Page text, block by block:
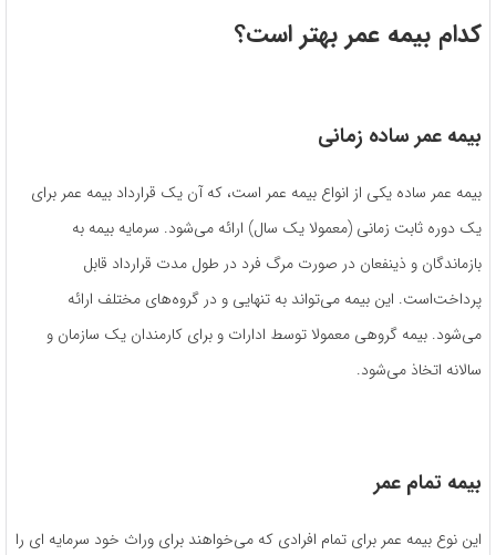
کدام بیمه عمر بهتر است؟
بیمه عمر ساده زمانی
بیمه عمر ساده یکی از انواع بیمه عمر است، که آن یک قرارداد بیمه عمر برای
یک دوره ثابت زمانی (معمولا یک سال) ارائه می‌شود. سرمایه بیمه به
بازماندگان و ذینفعان در صورت مرگ فرد در طول مدت قرارداد قابل
پرداخت‌است. این بیمه می‌تواند به تنهایی و در گروه‌های مختلف ارائه
می‌شود. بیمه گروهی معمولا توسط ادارات و برای کارمندان یک سازمان و
سالانه اتخاذ می‌شود.
بیمه تمام عمر
این نوع بیمه عمر برای تمام افرادی که می‌خواهند برای وراث خود سرمایه ای را